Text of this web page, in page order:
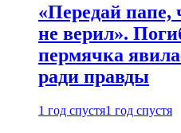
«Передай
не верил».
пермячка
ради правды
1 год спустя1 год спустя